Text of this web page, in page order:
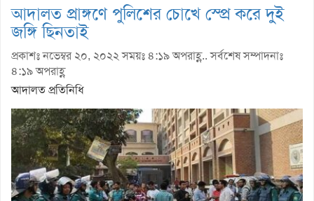
আদালত প্রাঙ্গণে পুলিশের চোখে স্প্রে করে দুই
জঙ্গি ছিনতাই
প্রকাশঃ নভেম্বর ২০, ২০২২ সময়ঃ ৪:১৯ অপরাহ্ণ.. সর্বশেষ সম্পাদনাঃ
৪:১৯ অপরাহ্ণ
আদালত প্রতিনিধি